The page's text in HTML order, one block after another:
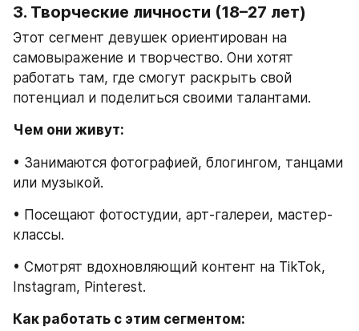
3. Творческие личности (18–27 лет)
Этот сегмент девушек ориентирован на
самовыражение и творчество. Они хотят
работать там, где смогут раскрыть свой
потенциал и поделиться своими талантами.
Чем они живут:
• Занимаются фотографией, блогингом, танцами
или музыкой.
• Посещают фотостудии, арт-галереи, мастер-
классы.
• Смотрят вдохновляющий контент на TikTok,
Instagram, Pinterest.
Как работать с этим сегментом: